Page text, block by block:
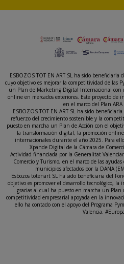
ESBOZOS TOT EN ART SL ha sido beneficiaria
cuyo objetivo es mejorar la competitividad de las
un Plan de Marketing Digital Internacional con
online en mercados exteriores. Este proyecto de
en el marco del Plan ARA
ESBOZOS TOT EN ART SL ha sido
refuerzo del crecimiento sostenible y la
puesto en marcha un Plan de Acción con el
la transformación digital, la promoción
internacionales durante el año 2025. Para
Xpande Digital de la Cámara de
Actividad financiada por la Generalitat
Comercio y Turismo, en el marco de las
municipios afectados por la DANA
Esbozos totenart SL ha sido beneficiaria del
objetivo es promover el desarrollo tecnológico,
gracias al cual ha puesto en marcha un Plan
competitividad empresarial apoyada en la
ello ha contado con el apoyo del Programa
Valencia.